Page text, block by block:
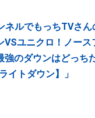
ネルでもっちTVさん
VSユニクロ！ノー
強のダウンはどっち
イトダウン】」